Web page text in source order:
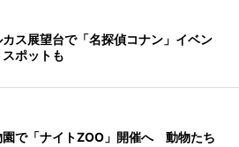
ス展望台で「名探偵コナン」イベン
ポットも
園で「ナイトZOO」開催へ 動物たち